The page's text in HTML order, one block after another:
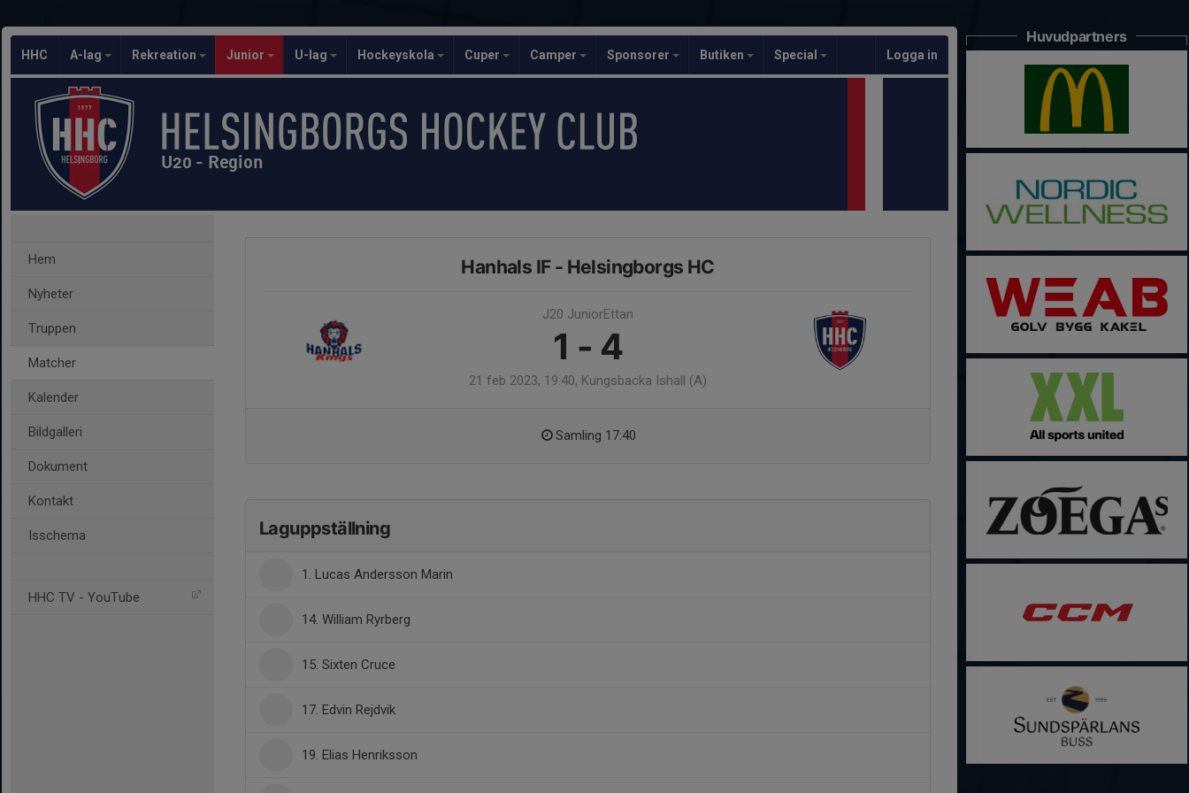
HHC A-lag Rekreation Junior U-lag Hockeyskola Cuper Camper Sponsorer Butiken Special Logga in
U20 - Region
Hem
Nyheter
Truppen
Matcher
Kalender
Bildgalleri
Dokument
Kontakt
Isschema
HHC TV - YouTube
Hanhals IF - Helsingborgs HC
J20 JuniorEttan
1 - 4
21 feb 2023, 19:40, Kungsbacka Ishall (A)
Samling 17:40
Laguppställning
1. Lucas Andersson Marin
14. William Ryrberg
15. Sixten Cruce
17. Edvin Rejdvik
19. Elias Henriksson
Huvudpartners